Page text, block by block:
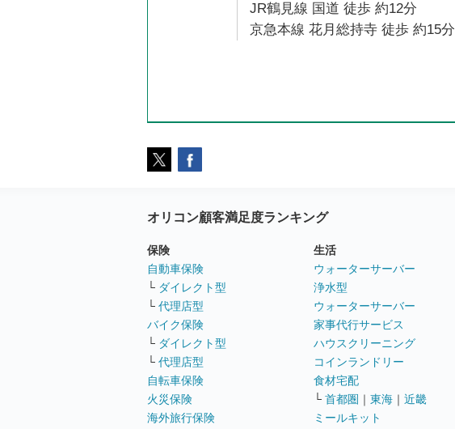
JR鶴見線 国道 徒歩 約12分
京急本線 花月総持寺 徒歩 約15分
オリコン顧客満足度ランキング
保険
自動車保険
└ ダイレクト型
└ 代理店型
バイク保険
└ ダイレクト型
└ 代理店型
自転車保険
火災保険
海外旅行保険
生活
ウォーターサーバー
浄水型
ウォーターサーバー
家事代行サービス
ハウスクリーニング
コインランドリー
食材宅配
└ 首都圏 ｜ 東海 ｜ 近畿
ミールキット